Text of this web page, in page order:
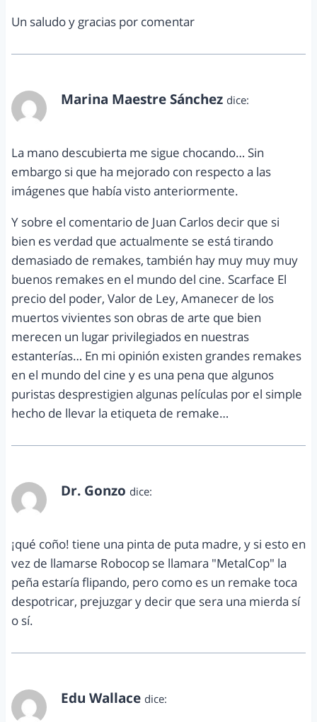
Un saludo y gracias por comentar
Marina Maestre Sánchez dice:
La mano descubierta me sigue chocando… Sin
embargo si que ha mejorado con respecto a las
imágenes que había visto anteriormente.
Y sobre el comentario de Juan Carlos decir que si
bien es verdad que actualmente se está tirando
demasiado de remakes, también hay muy muy muy
buenos remakes en el mundo del cine. Scarface El
precio del poder, Valor de Ley, Amanecer de los
muertos vivientes son obras de arte que bien
merecen un lugar privilegiados en nuestras
estanterías… En mi opinión existen grandes remakes
en el mundo del cine y es una pena que algunos
puristas desprestigien algunas películas por el simple
hecho de llevar la etiqueta de remake…
Dr. Gonzo dice:
¡qué coño! tiene una pinta de puta madre, y si esto en
vez de llamarse Robocop se llamara "MetalCop" la
peña estaría flipando, pero como es un remake toca
despotricar, prejuzgar y decir que sera una mierda sí
o sí.
Edu Wallace dice: